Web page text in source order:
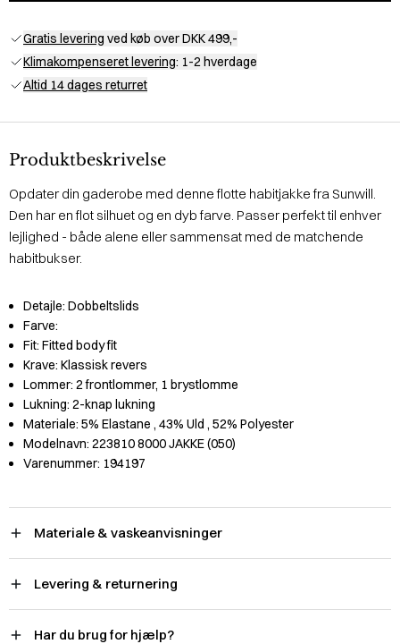
Gratis levering ved køb over DKK 499,-
Klimakompenseret levering: 1-2 hverdage
Altid 14 dages returret
Produktbeskrivelse
Opdater din gaderobe med denne flotte habitjakke fra Sunwill.
Den har en flot silhuet og en dyb farve. Passer perfekt til enhver
lejlighed - både alene eller sammensat med de matchende
habitbukser.
Detajle: Dobbeltslids
Farve:
Fit: Fitted body fit
Krave: Klassisk revers
Lommer: 2 frontlommer, 1 brystlomme
Lukning: 2-knap lukning
Materiale: 5% Elastane , 43% Uld , 52% Polyester
Modelnavn: 223810 8000 JAKKE (050)
Varenummer: 194197
Materiale & vaskeanvisninger
Levering & returnering
Har du brug for hjælp?